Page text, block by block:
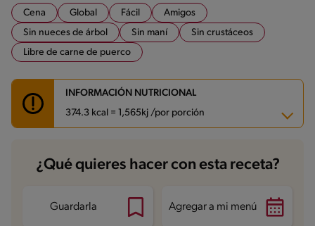
Cena Global Fácil
Amigos
Sin nueces de árbol
Sin maní
Sin crustáceos
Libre de carne de puerco
INFORMACIÓN NUTRICIONAL
374.3 kcal = 1,565kj /por porción
Carbohidratos 46.9 g
Energía 374.3 kcal
Proteína
Grasas saturadas 5.4 g
¿Qué quieres hacer con esta receta?
Guardarla Agregar a mi menú